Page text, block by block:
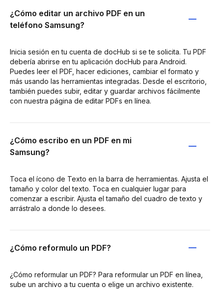
¿Cómo editar un archivo PDF en un
teléfono Samsung?
Inicia sesión en tu cuenta de docHub si se te solicita. Tu PDF
debería abrirse en tu aplicación docHub para Android.
Puedes leer el PDF, hacer ediciones, cambiar el formato y
más usando las herramientas integradas. Desde el escritorio,
también puedes subir, editar y guardar archivos fácilmente
con nuestra página de editar PDFs en línea.
¿Cómo escribo en un PDF en mi
Samsung?
Toca el ícono de Texto en la barra de herramientas. Ajusta el
tamaño y color del texto. Toca en cualquier lugar para
comenzar a escribir. Ajusta el tamaño del cuadro de texto y
arrástralo a donde lo desees.
¿Cómo reformulo un PDF?
¿Cómo reformular un PDF? Para reformular un PDF en línea,
sube un archivo a tu cuenta o elige un archivo existente.